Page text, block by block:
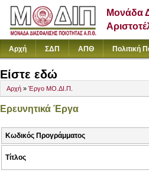
Μονάδα
Αρχή ΣΔΠ ΑΠΘ Πολιτική
Είστε εδώ
Αρχή » Έργο ΜΟ.ΔΙ.Π.
Ερευνητικά Έργα
Κωδικός Προγράμματος
Τίτλος